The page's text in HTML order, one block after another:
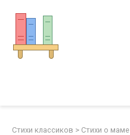
контенту
Стихи классиков > Стихи о маме